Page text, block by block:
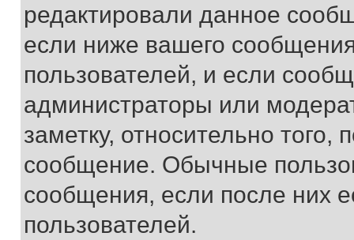
редактировали данное
если ниже вашего
пользователей, и если
администраторы или
заметку, относительно
сообщение. Обычные
сообщения, если после них
пользователей.